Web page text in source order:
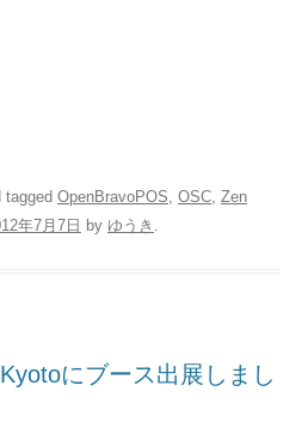
tagged OpenBravoPOS, OSC, Zen
年7月7日 by ゆうき .
にブース出展しまし